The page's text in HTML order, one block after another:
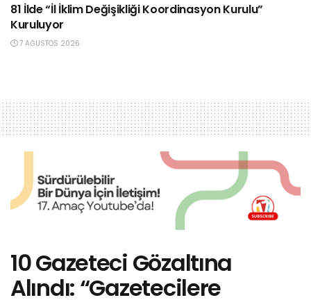
81 İlde “İl İklim Değişikliği Koordinasyon Kurulu”
Kuruluyor
7 AĞUSTOS 2026
10 Gazeteci Gözaltına
Alındı: “Gazetecilere